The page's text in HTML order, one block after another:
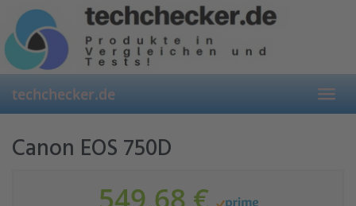
main
content
techchecker.de
Canon EOS 750D